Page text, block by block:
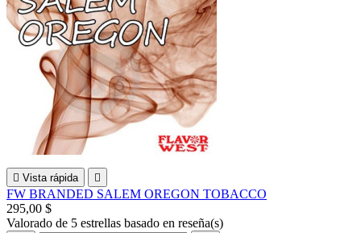
 Vista rápida 
FW BRANDED SALEM OREGON TOBACCO
295,00 $
Valorado de 5 estrellas basado en reseña(s)